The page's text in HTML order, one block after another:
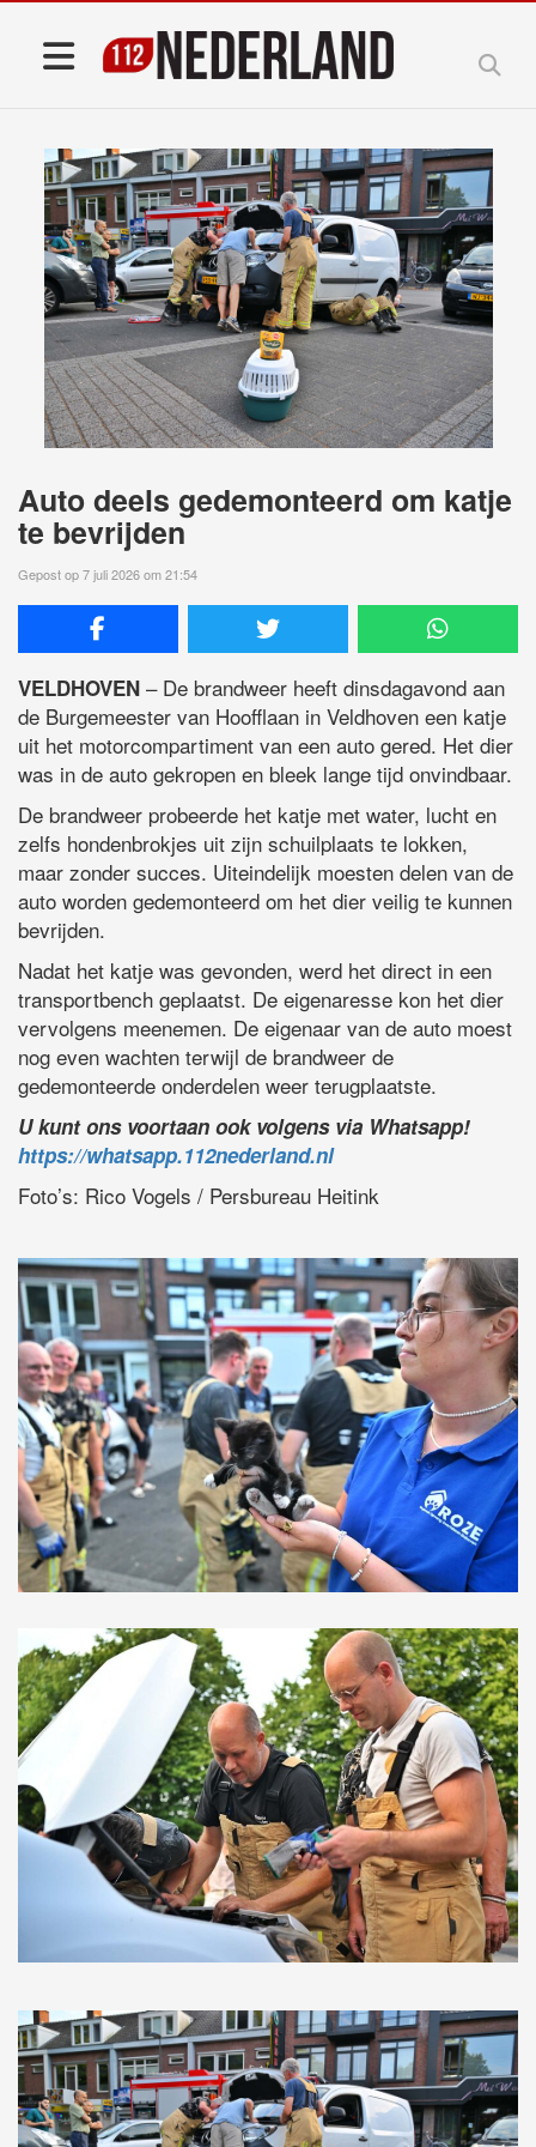
Auto deels gedemonteerd om katje
te bevrijden
Gepost op 7 juli 2026 om 21:54
VELDHOVEN – De brandweer heeft dinsdagavond aan
de Burgemeester van Hoofflaan in Veldhoven een katje
uit het motorcompartiment van een auto gered. Het dier
was in de auto gekropen en bleek lange tijd onvindbaar.
De brandweer probeerde het katje met water, lucht en
zelfs hondenbrokjes uit zijn schuilplaats te lokken,
maar zonder succes. Uiteindelijk moesten delen van de
auto worden gedemonteerd om het dier veilig te kunnen
bevrijden.
Nadat het katje was gevonden, werd het direct in een
transportbench geplaatst. De eigenaresse kon het dier
vervolgens meenemen. De eigenaar van de auto moest
nog even wachten terwijl de brandweer de
gedemonteerde onderdelen weer terugplaatste.
U kunt ons voortaan ook volgens via Whatsapp!
https://whatsapp.112nederland.nl
Foto’s: Rico Vogels / Persbureau Heitink